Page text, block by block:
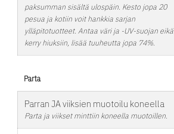
paksumman sisältä ulospäin. Kesto jopa 20
pesua ja kotiin voit hankkia sarjan
ylläpitotuotteet. Antaa väri ja -UV-suojan eikä
kerry hiuksiin, lisää tuuheutta jopa 74%.
Parta
Parran JA viiksien muotoilu koneella
Parta ja viikset minttiin koneella muotoillen.